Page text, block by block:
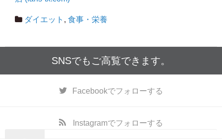
ダイエット , 食事・栄養
SNSでもご高覧できます。
Facebookでフォローする
Instagramでフォローする